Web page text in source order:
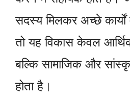
सदस्य मिलकर अच्छे कार्यों
तो यह विकास केवल
बल्कि सामाजिक और
होता है।